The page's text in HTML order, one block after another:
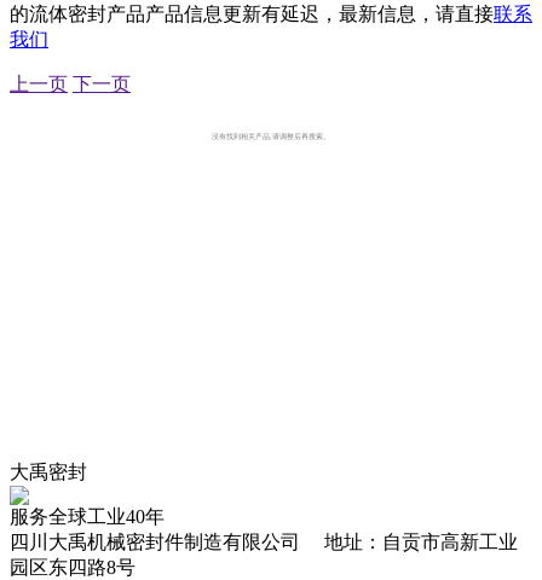
的流体密封产品产品信息更新有延迟，最新信息，请直接联系
我们
上一页 下一页
没有找到相关产品,请调整后再搜索。
大禹密封
服务全球工业40年
四川大禹机械密封件制造有限公司 地址：自贡市高新工业
园区东四路8号